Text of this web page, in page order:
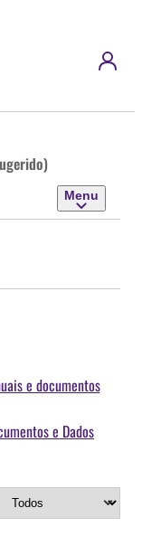
Menu
e documentos
e Dados